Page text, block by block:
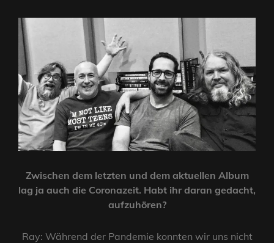
Zwischen dem letzten und dem aktuellen Album
lag ja auch die Coronazeit. Habt ihr daran gedacht,
aufzuhören?
Ray: Während der Pandemie konnten wir uns nicht